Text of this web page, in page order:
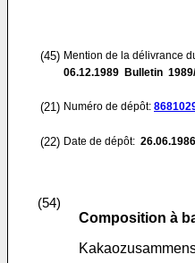
(45) Mention de la délivrance
06.12.1989 Bulletin
(21) Numéro de dépôt:
(22) Date de dépôt: 26.06.1986
(54)
Composition à